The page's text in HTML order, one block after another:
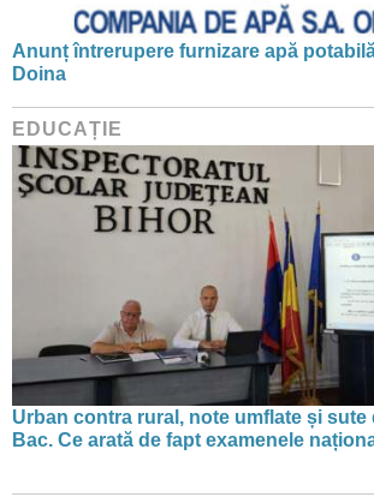
Anunț întrerupere furnizare apă
Doina
EDUCAȚIE
Urban contra rural, note umflate și sute
Bac. Ce arată de fapt examenele